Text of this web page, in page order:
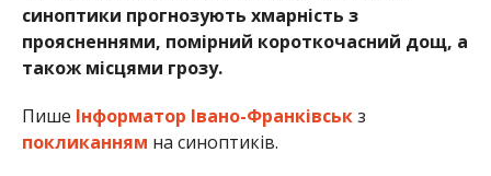
синоптики прогнозують хмарність з
проясненнями, помірний короткочасний дощ, а
також місцями грозу.
Пише Інформатор Івано-Франківськз
покликанням на синоптиків.